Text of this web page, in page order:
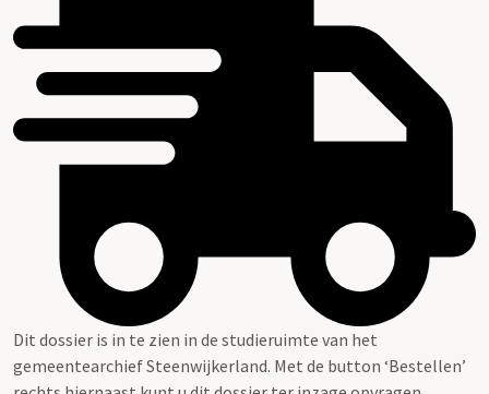
Dit dossier is in te zien in de studieruimte van het
gemeentearchief Steenwijkerland. Met de button ‘Bestellen’